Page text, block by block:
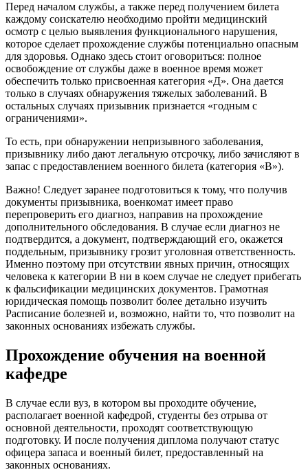
Перед началом службы, а также перед получением билета
каждому соискателю необходимо пройти медицинский
осмотр с целью выявления функционального нарушения,
которое сделает прохождение службы потенциально опасным
для здоровья. Однако здесь стоит оговориться: полное
освобождение от службы даже в военное время может
обеспечить только присвоенная категория «Д». Она дается
только в случаях обнаружения тяжелых заболеваний. В
остальных случаях призывник признается «годным с
ограничениями».
То есть, при обнаружении непризывного заболевания,
призывнику либо дают легальную отсрочку, либо зачисляют в
запас с предоставлением военного билета (категория «В»).
Важно! Следует заранее подготовиться к тому, что получив
документы призывника, военкомат имеет право
перепроверить его диагноз, направив на прохождение
дополнительного обследования. В случае если диагноз не
подтвердится, а документ, подтверждающий его, окажется
поддельным, призывнику грозит уголовная ответственность.
Именно поэтому при отсутствии явных причин, относящих
человека к категории В ни в коем случае не следует прибегать
к фальсификации медицинских документов. Грамотная
юридическая помощь позволит более детально изучить
Расписание болезней и, возможно, найти то, что позволит на
законных основаниях избежать службы.
Прохождение обучения на военной
кафедре
В случае если вуз, в котором вы проходите обучение,
располагает военной кафедрой, студенты без отрыва от
основной деятельности, проходят соответствующую
подготовку. И после получения диплома получают статус
офицера запаса и военный билет, предоставленный на
законных основаниях.